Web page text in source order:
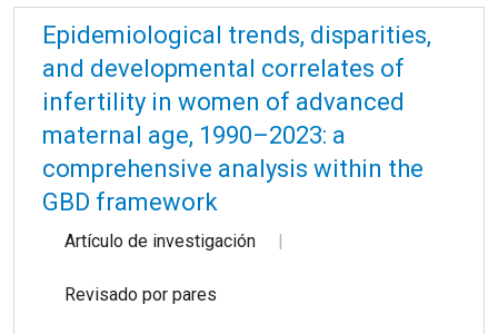
Epidemiological trends, disparities,
and developmental correlates of
infertility in women of advanced
maternal age, 1990–2023: a
comprehensive analysis within the
GBD framework
Artículo de investigación
Revisado por pares